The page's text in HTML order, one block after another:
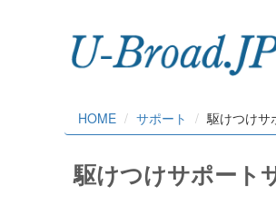
HOME サポート 駆けつけサ
駆けつけサポート